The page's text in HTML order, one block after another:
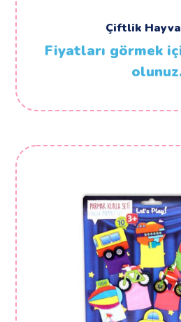
Çiftlik
Fiyatları görmek